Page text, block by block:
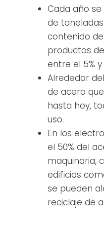
Cada año
de
contenido
productos
entre el 5% y
Alrededor
de acero
hasta hoy,
uso.
En los
el 50% del
maquinaria,
edificios
se pueden
reciclaje de